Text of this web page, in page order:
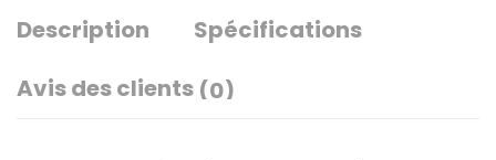
Description
Spécifications
Avis des clients (0)